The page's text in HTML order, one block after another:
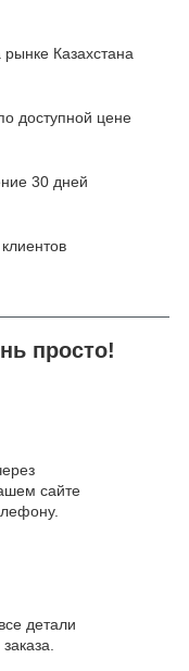
Казахстана
доступной цене
30 дней
просто!
сайте
детали